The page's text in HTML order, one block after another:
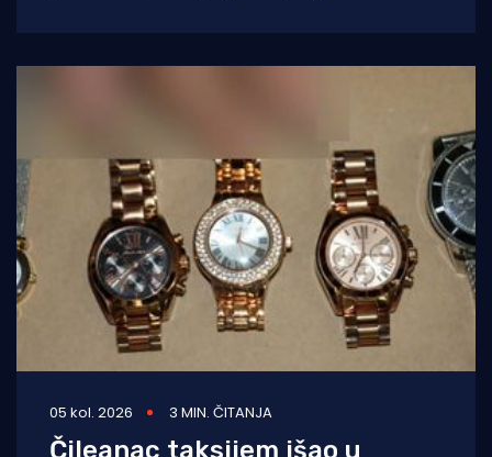
05 kol. 2026 3 MIN. ČITANJA
Čileanac taksijem išao u